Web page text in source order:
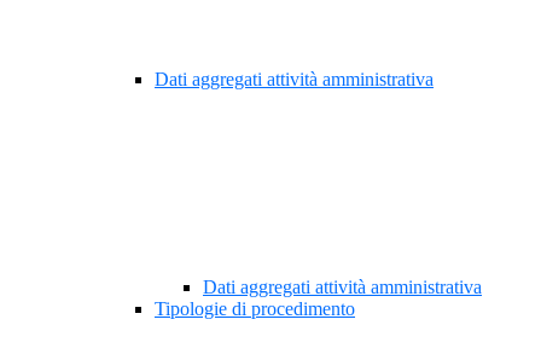
Dati aggregati attività amministrativa
Dati aggregati attività amministrativa
Tipologie di procedimento